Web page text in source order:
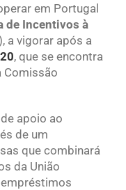
em Portugal
de Incentivos à
a vigorar após a
, que se encontra
Comissão
apoio ao
de um
que combinará
da União